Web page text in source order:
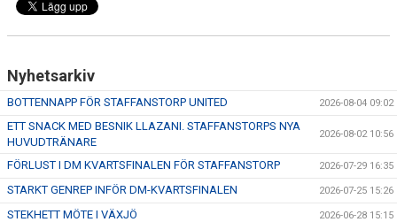
Nyhetsarkiv
BOTTENNAPP FÖR STAFFANSTORP UNITED 2026-08-04 09:02
ETT SNACK MED BESNIK LLAZANI. STAFFANSTORPS NYA
HUVUDTRÄNARE
2026-08-02 10:56
FÖRLUST I DM KVARTSFINALEN FÖR STAFFANSTORP 2026-07-29 16:35
STARKT GENREP INFÖR DM-KVARTSFINALEN 2026-07-25 15:26
STEKHETT MÖTE I VÄXJÖ 2026-06-28 15:15